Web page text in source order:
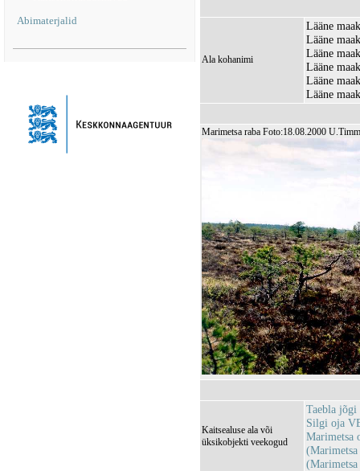
Abimaterjalid
Ala kohanimi
Lääne
Lääne
Lääne
Lääne
Lääne
Lääne
Marimetsa raba Foto:18.08.2000 U.Timm
Kaitsealuse ala või
üksikobjekti veekogud
Taebla
Silgi oja
Marimetsa